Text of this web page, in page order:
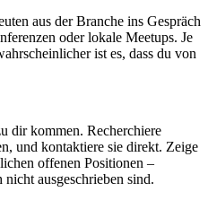
aus der Branche ins Gespräch
oder lokale Meetups. Je
ist es, dass du von
dir kommen. Recherchiere
und kontaktiere sie direkt. Zeige
offenen Positionen –
ausgeschrieben sind.